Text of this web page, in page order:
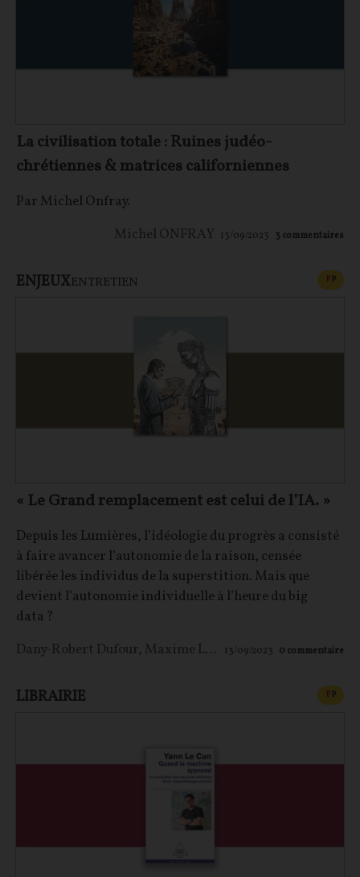
La civilisation totale : Ruines judéo-
chrétiennes & matrices californiennes
Par Michel Onfray.
Michel ONFRAY 13/09/2023 3 commentaires
ENJEUXENTRETIEN FP
« Le Grand remplacement est celui de l’IA. »
Depuis les Lumières, l’idéologie du progrès a consisté
à faire avancer l’autonomie de la raison, censée
libérée les individus de la superstition. Mais que
devient l’autonomie individuelle à l’heure du big
data ?
Dany-Robert Dufour, Maxime LE NAGARD 13/09/2023 0 commentaire
LIBRAIRIE FP